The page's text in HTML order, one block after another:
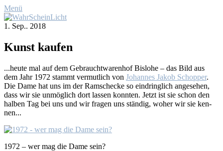
Menü
1. Sep.. 2018
Kunst kau­fen
...heu­te mal auf dem Ge­braucht­wa­ren­hof Bis­lo­he – das Bild aus
dem Jahr 1972 stammt ver­mut­lich von Jo­han­nes Ja­kob Schop­per.
Die Da­me hat uns im der Ram­sche­cke so ein­dring­lich an­ge­se­hen,
dass wir sie un­mög­lich dort las­sen konn­ten. Jetzt ist sie schon den
hal­ben Tag bei uns und wir fra­gen uns stän­dig, wo­her wir sie ken­
nen...
1972 – wer mag die Da­me sein?